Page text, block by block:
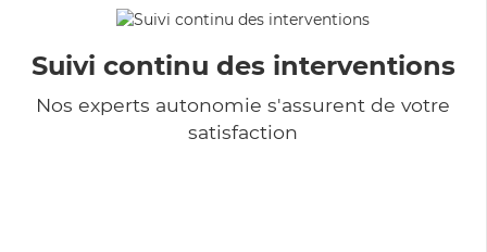
Suivi continu des interventions
Nos experts autonomie s'assurent de votre
satisfaction